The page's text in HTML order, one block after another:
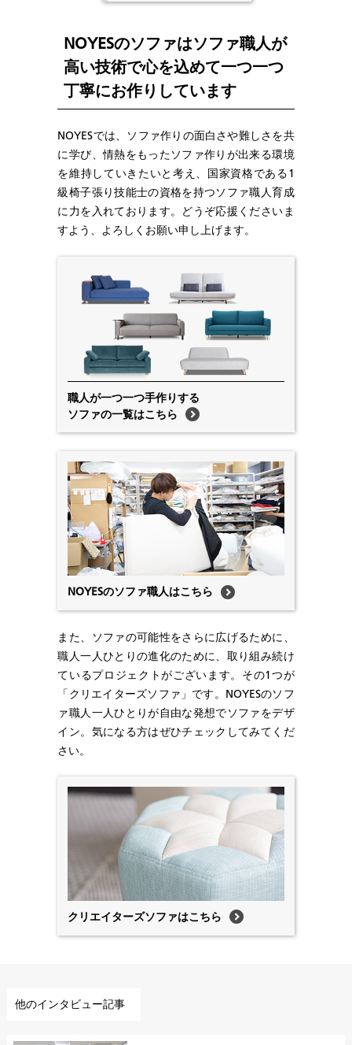
NOYESのソファはソファ職人が
高い技術で心を込めて一つ一つ
丁寧にお作りしています
NOYESでは、ソファ作りの面白さや難しさを共
に学び、情熱をもったソファ作りが出来る環境
を維持していきたいと考え、国家資格である1
級椅子張り技能士の資格を持つソファ職人育成
に力を入れております。どうぞ応援くださいま
すよう、よろしくお願い申し上げます。
職人が一つ一つ手作りする
ソファの一覧はこちら
NOYESのソファ職人はこちら
また、ソファの可能性をさらに広げるために、
職人一人ひとりの進化のために、取り組み続け
ているプロジェクトがございます。その1つが
「クリエイターズソファ」です。NOYESのソフ
ァ職人一人ひとりが自由な発想でソファをデザ
イン。気になる方はぜひチェックしてみてくだ
さい。
クリエイターズソファはこちら
他のインタビュー記事